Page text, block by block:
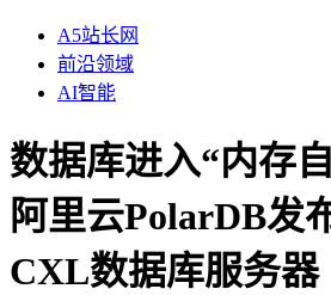
A5站长网
前沿领域
AI智能
数据库进入“内存
阿里云PolarDB发
CXL数据库服务器